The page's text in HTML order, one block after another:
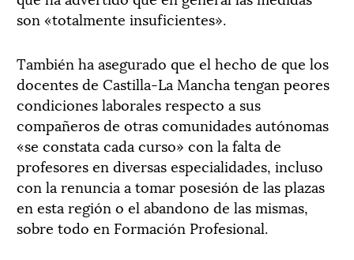
son «totalmente insuficientes».
También ha asegurado que el hecho de que los
docentes de Castilla-La Mancha tengan peores
condiciones laborales respecto a sus
compañeros de otras comunidades autónomas
«se constata cada curso» con la falta de
profesores en diversas especialidades, incluso
con la renuncia a tomar posesión de las plazas
en esta región o el abandono de las mismas,
sobre todo en Formación Profesional.